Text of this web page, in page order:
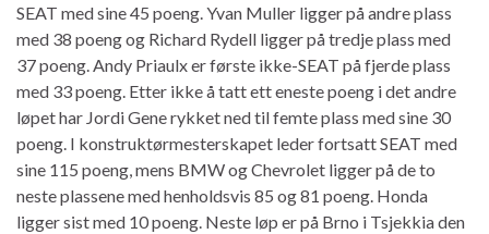
SEAT med sine 45 poeng. Yvan Muller ligger på andre plass
med 38 poeng og Richard Rydell ligger på tredje plass med
37 poeng. Andy Priaulx er første ikke-SEAT på fjerde plass
med 33 poeng. Etter ikke å tatt ett eneste poeng i det andre
løpet har Jordi Gene rykket ned til femte plass med sine 30
poeng. I konstruktørmesterskapet leder fortsatt SEAT med
sine 115 poeng, mens BMW og Chevrolet ligger på de to
neste plassene med henholdsvis 85 og 81 poeng. Honda
ligger sist med 10 poeng. Neste løp er på Brno i Tsjekkia den